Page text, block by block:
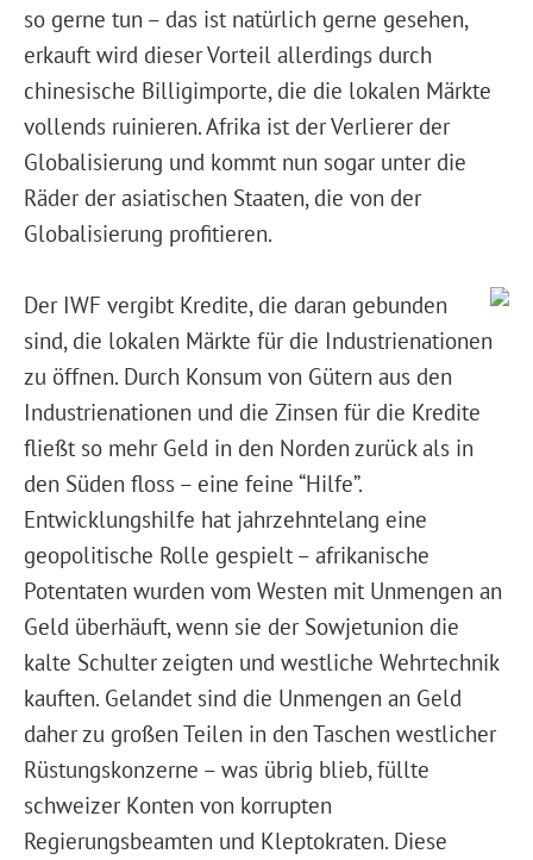
so gerne tun – das ist natürlich gerne gesehen,
erkauft wird dieser Vorteil allerdings durch
chinesische Billigimporte, die die lokalen Märkte
vollends ruinieren. Afrika ist der Verlierer der
Globalisierung und kommt nun sogar unter die
Räder der asiatischen Staaten, die von der
Globalisierung profitieren.
Der IWF vergibt Kredite, die daran gebunden
sind, die lokalen Märkte für die Industrienationen
zu öffnen. Durch Konsum von Gütern aus den
Industrienationen und die Zinsen für die Kredite
fließt so mehr Geld in den Norden zurück als in
den Süden floss – eine feine “Hilfe”.
Entwicklungshilfe hat jahrzehntelang eine
geopolitische Rolle gespielt – afrikanische
Potentaten wurden vom Westen mit Unmengen an
Geld überhäuft, wenn sie der Sowjetunion die
kalte Schulter zeigten und westliche Wehrtechnik
kauften. Gelandet sind die Unmengen an Geld
daher zu großen Teilen in den Taschen westlicher
Rüstungskonzerne – was übrig blieb, füllte
schweizer Konten von korrupten
Regierungsbeamten und Kleptokraten. Diese